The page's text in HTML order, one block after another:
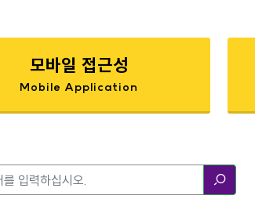
모바일 접근성
Mobile Application